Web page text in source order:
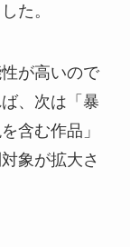
た。
が高いので
、次は「暴
含む作品」
象が拡大さ